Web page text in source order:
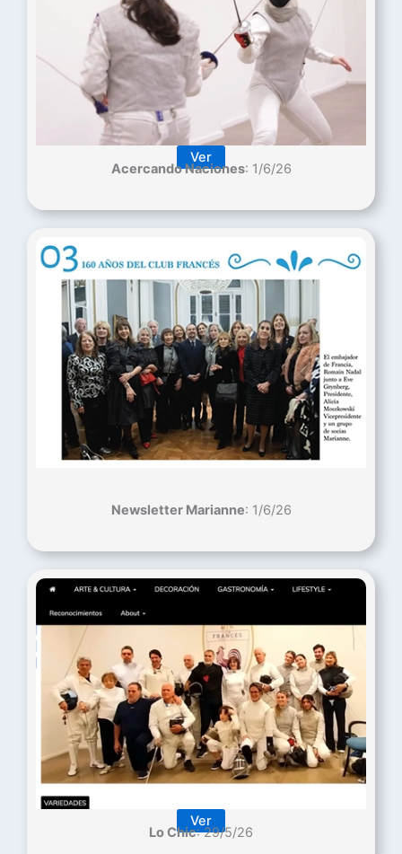
Ver
Acercando Naciones: 1/6/26
Newsletter Marianne: 1/6/26
Ver
Lo Chic: 29/5/26